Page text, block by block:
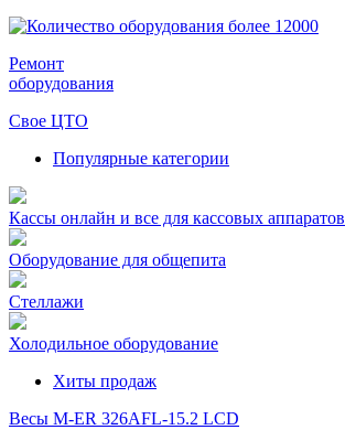
Ремонт
оборудования
Свое ЦТО
Популярные категории
Кассы онлайн и все для кассовых аппаратов
Оборудование для общепита
Стеллажи
Холодильное оборудование
Хиты продаж
Весы M-ER 326AFL-15.2 LCD